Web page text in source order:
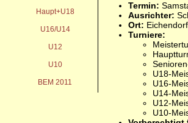
Haupt+U18
U16/U14
U12
U10
BEM 2011
Termin:
Ausrichter:
Ort:
Turniere:
U18-
U16-
U14-
U12-
U10-